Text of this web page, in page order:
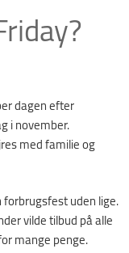
dagen efter
i november.
med familie og
forbrugsfest uden lige.
vilde tilbud på alle
mange penge.